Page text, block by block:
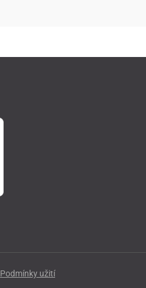
Podmínky užití